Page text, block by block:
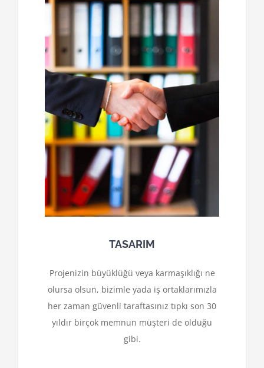
TASARIM
Projenizin büyüklüğü veya karmaşıklığı ne
olursa olsun, bizimle yada iş ortaklarımızla
her zaman güvenli taraftasınız tıpkı son 30
yıldır birçok memnun müşteri de olduğu
gibi.